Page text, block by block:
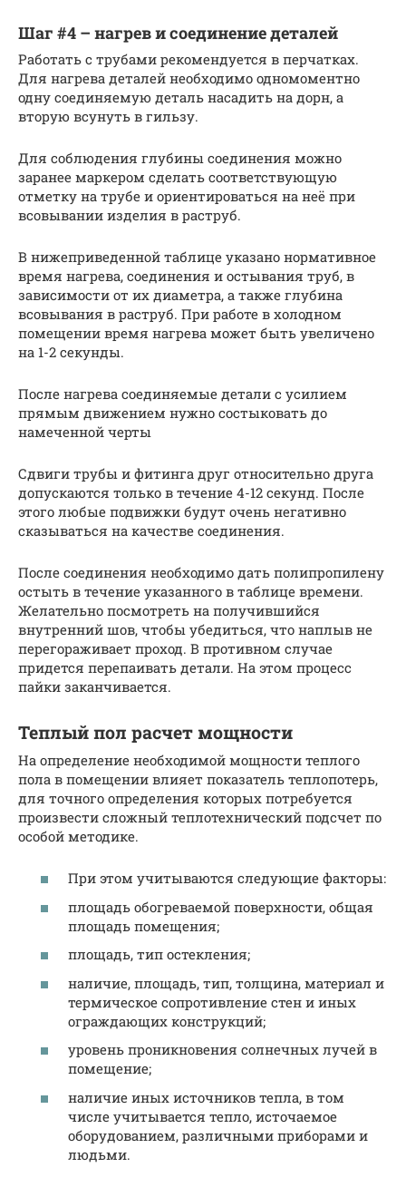
Шаг #4 – нагрев и соединение деталей
Работать с трубами рекомендуется в перчатках.
Для нагрева деталей необходимо одномоментно
одну соединяемую деталь насадить на дорн, а
вторую всунуть в гильзу.
Для соблюдения глубины соединения можно
заранее маркером сделать соответствующую
отметку на трубе и ориентироваться на неё при
всовывании изделия в раструб.
В нижеприведенной таблице указано нормативное
время нагрева, соединения и остывания труб, в
зависимости от их диаметра, а также глубина
всовывания в раструб. При работе в холодном
помещении время нагрева может быть увеличено
на 1-2 секунды.
После нагрева соединяемые детали с усилием
прямым движением нужно состыковать до
намеченной черты
Сдвиги трубы и фитинга друг относительно друга
допускаются только в течение 4-12 секунд. После
этого любые подвижки будут очень негативно
сказываться на качестве соединения.
После соединения необходимо дать полипропилену
остыть в течение указанного в таблице времени.
Желательно посмотреть на получившийся
внутренний шов, чтобы убедиться, что наплыв не
перегораживает проход. В противном случае
придется перепаивать детали. На этом процесс
пайки заканчивается.
Теплый пол расчет мощности
На определение необходимой мощности теплого
пола в помещении влияет показатель теплопотерь,
для точного определения которых потребуется
произвести сложный теплотехнический подсчет по
особой методике.
При этом учитываются следующие факторы:
площадь обогреваемой поверхности, общая
площадь помещения;
площадь, тип остекления;
наличие, площадь, тип, толщина, материал и
термическое сопротивление стен и иных
ограждающих конструкций;
уровень проникновения солнечных лучей в
помещение;
наличие иных источников тепла, в том
числе учитывается тепло, источаемое
оборудованием, различными приборами и
людьми.